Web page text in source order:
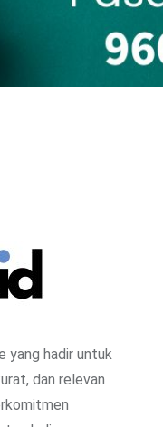
yang hadir untuk
dan relevan